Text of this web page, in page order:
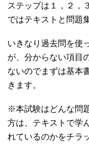
ステップは１，２，
ではテキストと問題
いきなり過去問を使
が、分からない項目
ないのでまずは基本
きます。
※本試験はどんな問
方は、テキストで学
れているのかをチラ